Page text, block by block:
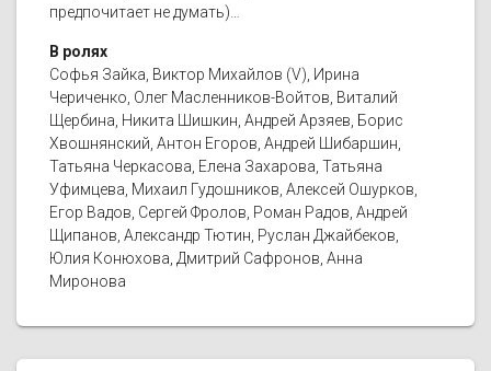
предпочитает не думать)…
В ролях
Софья Зайка, Виктор Михайлов (V), Ирина
Чериченко, Олег Масленников-Войтов, Виталий
Щербина, Никита Шишкин, Андрей Арзяев, Борис
Хвошнянский, Антон Егоров, Андрей Шибаршин,
Татьяна Черкасова, Елена Захарова, Татьяна
Уфимцева, Михаил Гудошников, Алексей Ошурков,
Егор Вадов, Сергей Фролов, Роман Радов, Андрей
Щипанов, Александр Тютин, Руслан Джайбеков,
Юлия Конюхова, Дмитрий Сафронов, Анна
Миронова